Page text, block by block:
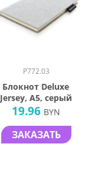
P772.03
Блокнот Deluxe
Jersey, A5, серый
19.96 BYN
ЗАКАЗАТЬ